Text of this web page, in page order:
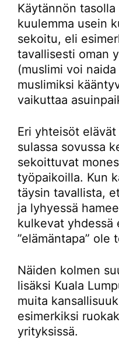
Käytännön
kuulemma usein
sekoitu, eli
tavallisesti oman
(muslimi voi
muslimiksi
vaikuttaa
Eri yhteisöt
sulassa sovussa
sekoittuvat
työpaikoilla. Kun
täysin tavallista,
ja lyhyessä
kulkevat yhdessä
”elämäntapa” ole
Näiden kolmen
lisäksi Kuala
muita
esimerkiksi
yrityksissä.